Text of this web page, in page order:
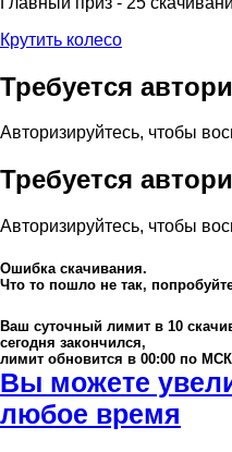
Крутить колесо
Требуется
Авторизируйтесь, чтобы
Требуется
Авторизируйтесь, чтобы
Ошибка скачивания.
Что то пошло не так,
Ваш суточный лимит в 10
сегодня закончился,
лимит обновится в 00:00 по МСК
Вы можете
любое время